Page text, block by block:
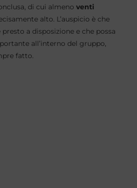
di cui almeno venti
alto. L’auspicio è che
a disposizione e che possa
all’interno del gruppo,
fatto.